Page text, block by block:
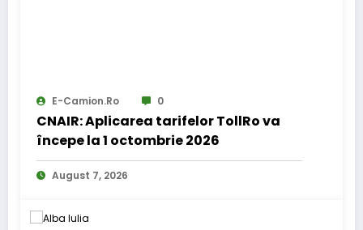
E-Camion.ro 0
CNAIR: Aplicarea tarifelor TollRo va
începe la 1 octombrie 2026
August 7, 2026